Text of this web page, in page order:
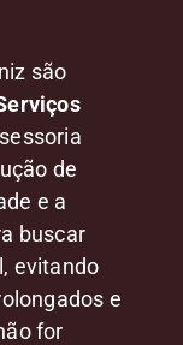
são
de
e a
buscar
evitando
e
for